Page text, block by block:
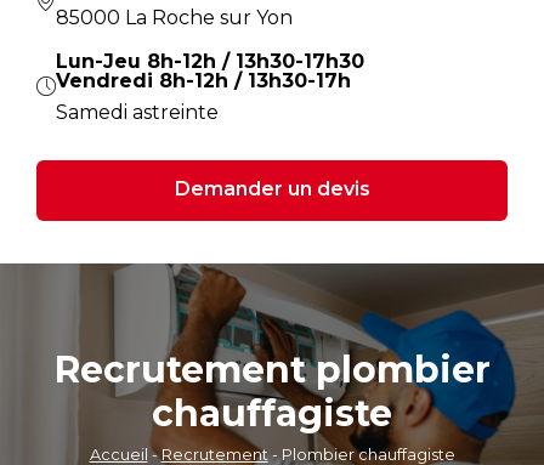
85000 La Roche sur Yon
Lun-Jeu 8h-12h / 13h30-17h30
Vendredi 8h-12h / 13h30-17h
Samedi astreinte
Demander un devis
Recrutement plombier
chauffagiste
Accueil -Recrutement- Plombier chauffagiste